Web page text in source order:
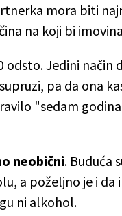
mora biti
na koji bi
odsto. Jedini
pa da ona
"sedam
neobični. Buduća
a poželjno je i
ni alkohol.